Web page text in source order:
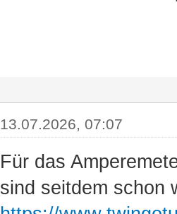
13.07.2026, 07:07
Für das
sind seitdem schon